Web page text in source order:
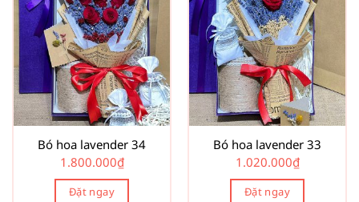
Bó hoa lavender 34
1.800.000₫
Đặt ngay
Bó hoa lavender 33
1.020.000₫
Đặt ngay